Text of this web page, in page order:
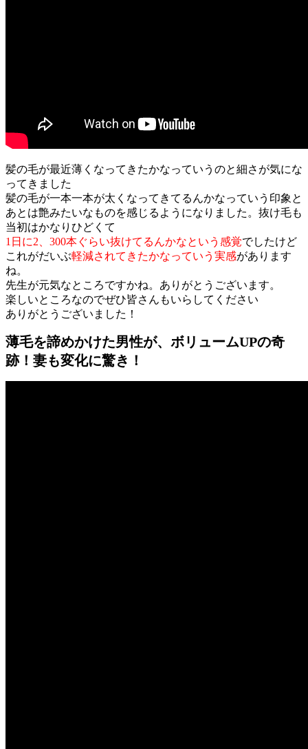
髪の毛が最近薄くなってきたかなっていうのと細さが気にな
ってきました
髪の毛が一本一本が太くなってきてるんかなっていう印象と
あとは艶みたいなものを感じるようになりました。抜け毛も
当初はかなりひどくて
1日に2、300本ぐらい抜けてるんかなという感覚でしたけど
これがだいぶ軽減されてきたかなっていう実感があります
ね。
先生が元気なところですかね。ありがとうございます。
楽しいところなのでぜひ皆さんもいらしてください
ありがとうございました！
薄毛を諦めかけた男性が、ボリュームUPの奇
跡！妻も変化に驚き！